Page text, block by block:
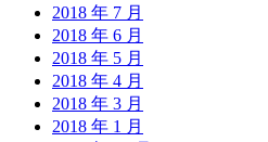
2018 年 7 月
2018 年 6 月
2018 年 5 月
2018 年 4 月
2018 年 3 月
2018 年 1 月